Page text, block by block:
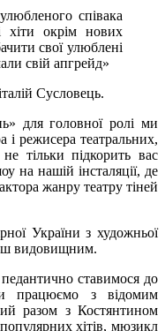
співака
хіти окрім нових
свої улюблені
свій апгрейд»
Сусловець.
для головної ролі ми
режисера театральних,
тільки підкорить вас
на нашій інсталяції, де
жанру театру тіней
України з художньої
видовищним.
ставимося до
працюємо з відомим
разом з Костянтином
хітів, мюзикл